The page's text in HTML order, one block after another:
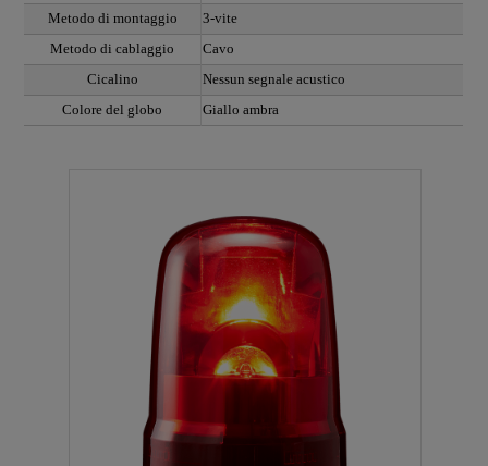
Metodo di montaggio
3-vite
Metodo di cablaggio
Cavo
Cicalino
Nessun segnale acustico
Colore del globo
Giallo ambra